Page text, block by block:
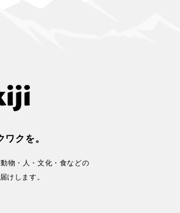
クを。
物・人・文化・食などの
けします。